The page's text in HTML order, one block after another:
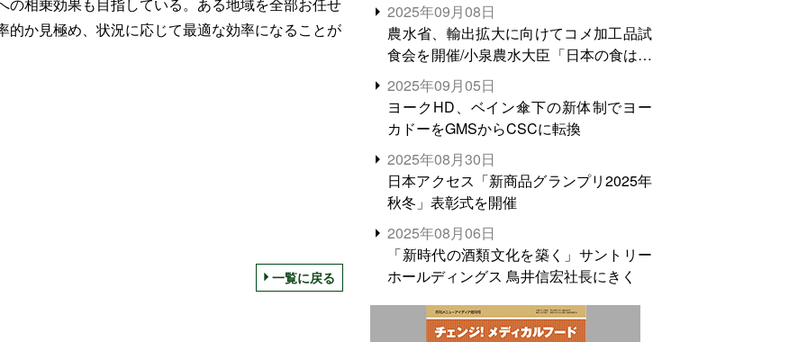
的か見極め、状況に応じて最適な効率になることが
一覧に戻る
2025年09月08日
農水省、輸出拡大に向けてコメ加工品試
食会を開催/小泉農水大臣「日本の食は世
界でトップをとれる。米増産に向けて、
米輸出需要の拡大を」
2025年09月05日
ヨークHD、ベイン傘下の新体制でヨー
カドーをGMSからCSCに転換
2025年08月30日
日本アクセス「新商品グランプリ2025年
秋冬」表彰式を開催
2025年08月06日
「新時代の酒類文化を築く」サントリー
ホールディングス 鳥井信宏社長にきく